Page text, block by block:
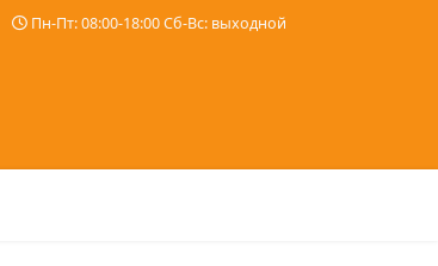
Пн-Пт: 08:00-18:00 Сб-Вс: выходной